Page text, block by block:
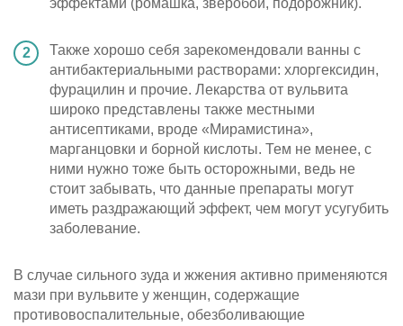
эффектами (ромашка, зверобой, подорожник).
Также хорошо себя зарекомендовали ванны с
антибактериальными растворами: хлоргексидин,
фурацилин и прочие. Лекарства от вульвита
широко представлены также местными
антисептиками, вроде «Мирамистина»,
марганцовки и борной кислоты. Тем не менее, с
ними нужно тоже быть осторожными, ведь не
стоит забывать, что данные препараты могут
иметь раздражающий эффект, чем могут усугубить
заболевание.
В случае сильного зуда и жжения активно применяются
мази при вульвите у женщин, содержащие
противовоспалительные, обезболивающие